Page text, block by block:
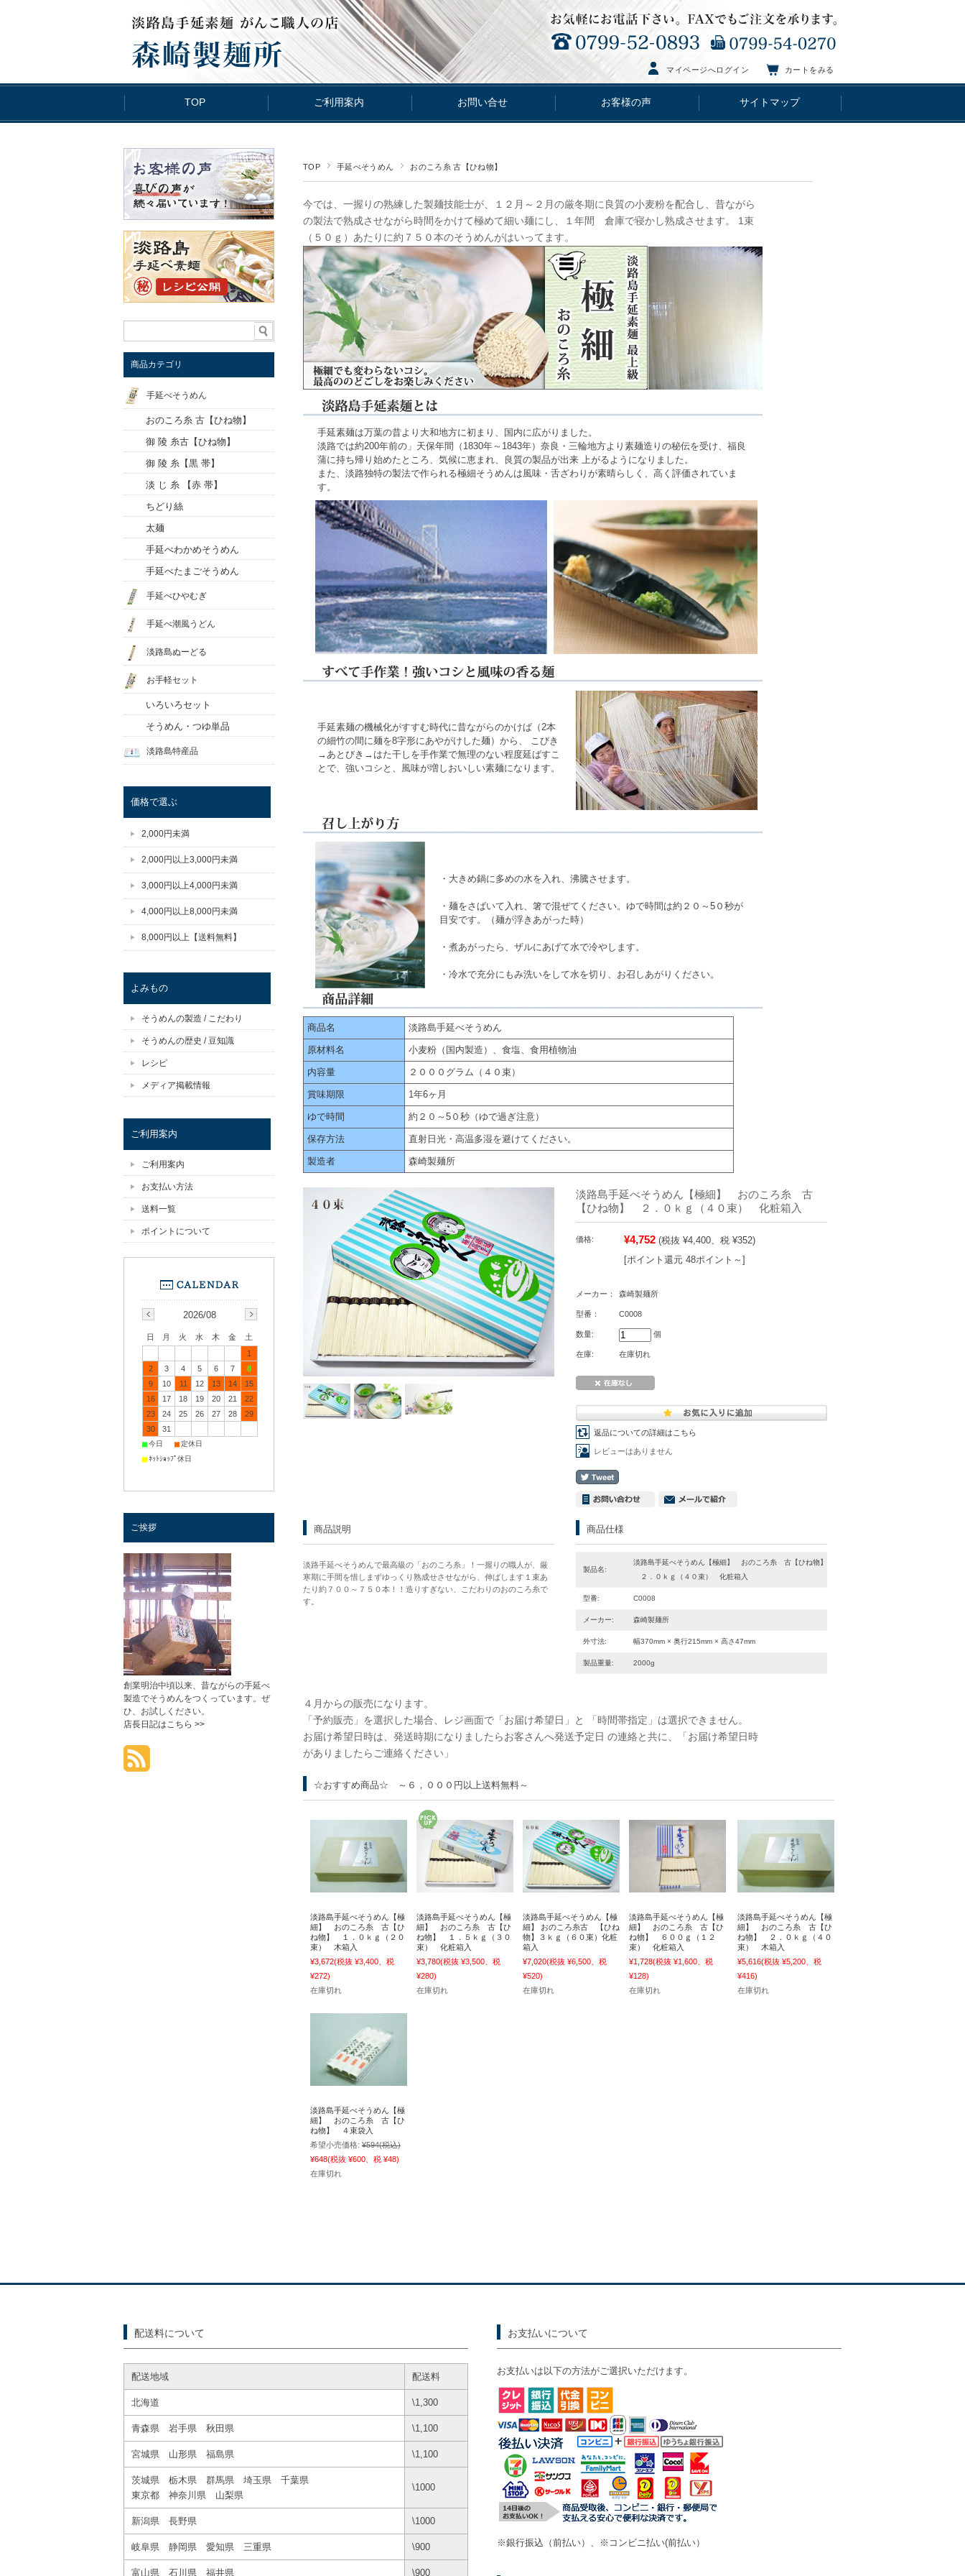
マイページへログイン カートをみる
TOP ご利用案内 お問い合せ お客様の声 サイトマップ
TOP 手延べそうめん おのころ糸 古【ひね物】
今では、一握りの熟練した製麺技能士が、１２月～２月の厳冬期に良質の小麦粉を配合し、昔ながら
の製法で熟成させながら時間をかけて極めて細い麺にし、１年間 倉庫で寝かし熟成させます。 1束
（５０ｇ）あたりに約７５０本のそうめんがはいってます。
手延素麺は万葉の昔より大和地方に初まり、国内に広がりました。
淡路では約200年前の」天保年間（1830年～1843年）奈良・三輪地方より素麺造りの秘伝を受け、福良
蒲に持ち帰り始めたところ、気候に恵まれ、良質の製品が出来 上がるようになりました。
また、淡路独特の製法で作られる極細そうめんは風味・舌ざわりが素晴らしく、高く評価されていま
す。
手延素麺の機械化がすすむ時代に昔ながらのかけば（2本
の細竹の間に麺を8字形にあやがけした麺）から、 こびき
→あとびき→はた干しを手作業で無理のない程度延ばすこ
とで、強いコシと、風味が増しおいしい素麺になります。
・大きめ鍋に多めの水を入れ、沸騰させます。
・麺をさばいて入れ、箸で混ぜてください。ゆで時間は約２０～5０秒が
目安です。（麺が浮きあがった時）
・煮あがったら、ザルにあげて水で冷やします。
・冷水で充分にもみ洗いをして水を切り、お召しあがりください。
商品名 淡路島手延べそうめん
原材料名 小麦粉（国内製造）、食塩、食用植物油
内容量 ２０００グラム（４０束）
賞味期限 1年6ヶ月
ゆで時間 約２０～5０秒（ゆで過ぎ注意）
保存方法 直射日光・高温多湿を避けてください。
製造者 森崎製麺所
淡路島手延べそうめん【極細】 おのころ糸 古
【ひね物】 ２．０ｋｇ（４０束） 化粧箱入
価格: ¥4,752 (税抜 ¥4,400、税 ¥352)
[ポイント還元 48ポイント～]
メーカー： 森崎製麺所
型番： C0008
数量: 個
在庫: 在庫切れ
返品についての詳細はこちら
レビューはありません
商品説明
淡路手延べそうめんで最高級の「おのころ糸」！一握りの職人が、厳
寒期に手間を惜しまずゆっくり熟成せさせながら、伸ばします１束あ
たり約７００～７５０本！！造りすぎない、こだわりのおのころ糸で
す。
商品仕様
製品名:
淡路島手延べそうめん【極細】 おのころ糸 古【ひね物】
２．０ｋｇ（４０束） 化粧箱入
型番: C0008
メーカー: 森崎製麺所
外寸法: 幅370mm × 奥行215mm × 高さ47mm
製品重量: 2000g
４月からの販売になります。
「予約販売」を選択した場合、レジ画面で「お届け希望日」と 「時間帯指定」は選択できません。
お届け希望日時は、発送時期になりましたらお客さんへ発送予定日 の連絡と共に、「お届け希望日時
がありましたらご連絡ください」
☆おすすめ商品☆ ～６，０００円以上送料無料～
淡路島手延べそうめん【極
細】 おのころ糸 古【ひ
ね物】 １．０ｋｇ（２０
束） 木箱入
¥3,672(税抜 ¥3,400、税
¥272)
在庫切れ
淡路島手延べそうめん【極
細】 おのころ糸 古【ひ
ね物】 １．５ｋｇ（３０
束） 化粧箱入
¥3,780(税抜 ¥3,500、税
¥280)
在庫切れ
淡路島手延べそうめん【極
細】 おのころ糸古 【ひね
物】３ｋｇ（６０束）化粧
箱入
¥7,020(税抜 ¥6,500、税
¥520)
在庫切れ
淡路島手延べそうめん【極
細】 おのころ糸 古【ひ
ね物】 ６００ｇ（１２
束） 化粧箱入
¥1,728(税抜 ¥1,600、税
¥128)
在庫切れ
淡路島手延べそうめん【極
細】 おのころ糸 古【ひ
ね物】 ２．０ｋｇ（４０
束） 木箱入
¥5,616(税抜 ¥5,200、税
¥416)
在庫切れ
淡路島手延べそうめん【極
細】 おのころ糸 古【ひ
ね物】 ４束袋入
希望小売価格: ¥594(税込)
¥648(税抜 ¥600、税 ¥48)
在庫切れ
商品カテゴリ
手延べそうめん
おのころ糸 古【ひね物】
御 陵 糸古【ひね物】
御 陵 糸【黒 帯】
淡 じ 糸 【赤 帯】
ちどり絲
太麺
手延べわかめそうめん
手延べたまごそうめん
手延べひやむぎ
手延べ潮風うどん
淡路島ぬーどる
お手軽セット
いろいろセット
そうめん・つゆ単品
淡路島特産品
価格で選ぶ
2,000円未満
2,000円以上3,000円未満
3,000円以上4,000円未満
4,000円以上8,000円未満
8,000円以上【送料無料】
よみもの
そうめんの製造 / こだわり
そうめんの歴史 / 豆知識
レシピ
メディア掲載情報
ご利用案内
ご利用案内
お支払い方法
送料一覧
ポイントについて
2026/08
日 月 火 水 木 金
土
1
2
3 4 5 6 7
8
9
10 11 12 13 14
15
16
17 18 19 20 21
22
23
24 25 26 27 28
29
30
31
■今日 ■定休日
■ﾈｯﾄｼｮｯﾌﾟ休日
ご挨拶
創業明治中頃以来、昔ながらの手延べ
製造でそうめんをつくっています。ぜ
ひ、お試しください。
店長日記はこちら >>
配送料について
配送地域 配送料
北海道 \1,300
青森県 岩手県 秋田県 \1,100
宮城県 山形県 福島県 \1,100
茨城県 栃木県 群馬県 埼玉県 千葉県
東京都 神奈川県 山梨県
\1000
新潟県 長野県 \1000
岐阜県 静岡県 愛知県 三重県 \900
富山県 石川県 福井県 \900
お支払いについて
お支払いは以下の方法がご選択いただけます。
※銀行振込（前払い）、※コンビニ払い(前払い）